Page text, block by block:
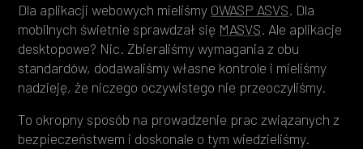
Dla aplikacji webowych mieliśmy OWASP ASVS. Dla
mobilnych świetnie sprawdzał się MASVS. Ale aplikacje
desktopowe? Nic. Zbieraliśmy wymagania z obu
standardów, dodawaliśmy własne kontrole i mieliśmy
nadzieję, że niczego oczywistego nie przeoczyliśmy.
To okropny sposób na prowadzenie prac związanych z
bezpieczeństwem i doskonale o tym wiedzieliśmy.